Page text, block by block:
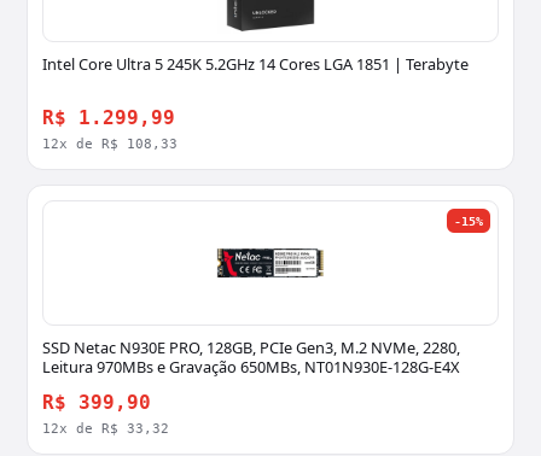
Intel Core Ultra 5 245K 5.2GHz 14 Cores LGA 1851 | Terabyte
R$ 1.299,99
12x de R$ 108,33
-15%
SSD Netac N930E PRO, 128GB, PCIe Gen3, M.2 NVMe, 2280,
Leitura 970MBs e Gravação 650MBs, NT01N930E-128G-E4X
R$ 399,90
12x de R$ 33,32